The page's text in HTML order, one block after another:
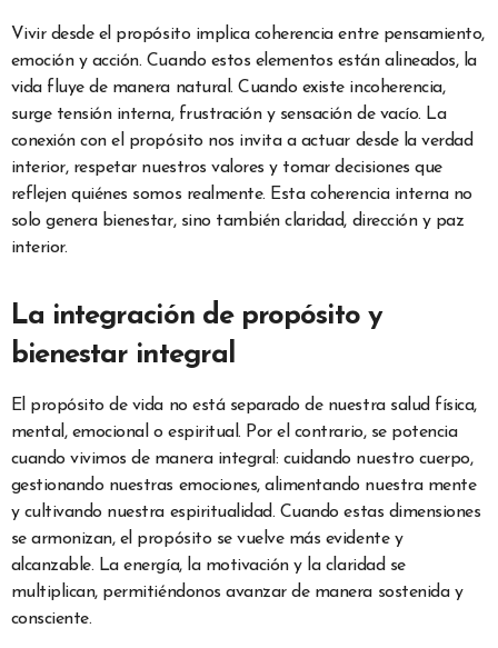
Vivir desde el propósito implica coherencia entre pensamiento,
emoción y acción. Cuando estos elementos están alineados, la
vida fluye de manera natural. Cuando existe incoherencia,
surge tensión interna, frustración y sensación de vacío. La
conexión con el propósito nos invita a actuar desde la verdad
interior, respetar nuestros valores y tomar decisiones que
reflejen quiénes somos realmente. Esta coherencia interna no
solo genera bienestar, sino también claridad, dirección y paz
interior.
La integración de propósito y
bienestar integral
El propósito de vida no está separado de nuestra salud física,
mental, emocional o espiritual. Por el contrario, se potencia
cuando vivimos de manera integral: cuidando nuestro cuerpo,
gestionando nuestras emociones, alimentando nuestra mente
y cultivando nuestra espiritualidad. Cuando estas dimensiones
se armonizan, el propósito se vuelve más evidente y
alcanzable. La energía, la motivación y la claridad se
multiplican, permitiéndonos avanzar de manera sostenida y
consciente.